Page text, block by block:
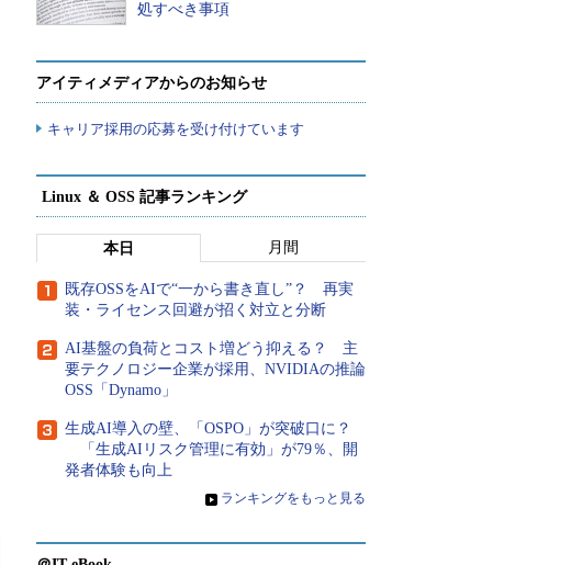
処すべき事項
アイティメディアからのお知らせ
キャリア採用の応募を受け付けています
Linux ＆ OSS 記事ランキング
本日 月間
既存OSSをAIで“一から書き直し”？ 再実
装・ライセンス回避が招く対立と分断
AI基盤の負荷とコスト増どう抑える？ 主
要テクノロジー企業が採用、NVIDIAの推論
OSS「Dynamo」
生成AI導入の壁、「OSPO」が突破口に？
「生成AIリスク管理に有効」が79％、開
発者体験も向上
» ランキングをもっと見る